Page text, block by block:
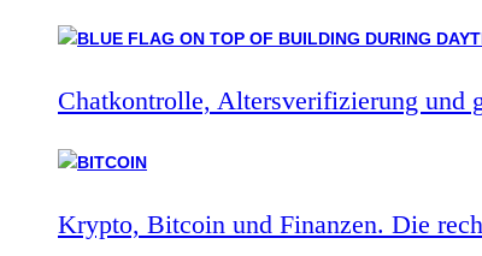
Chatkontrolle, Altersverifizierung und
Krypto, Bitcoin und Finanzen. Die